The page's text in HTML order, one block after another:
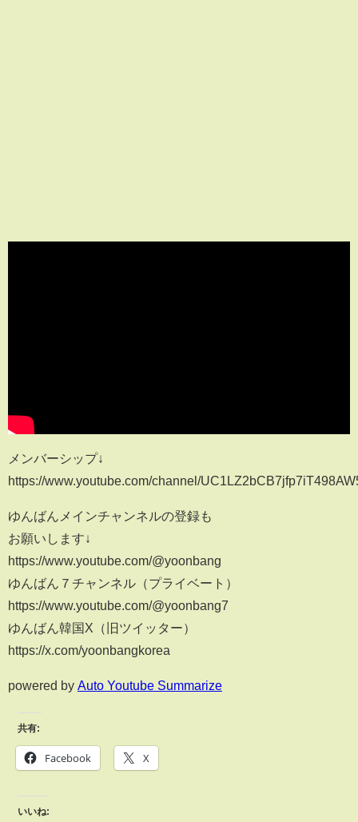
メンバーシップ↓
https://www.youtube.com/channel/
ゆんばんメインチャンネルの登録も
お願いします↓
https://www.youtube.com/@yoonbang
ゆんばん７チャンネル（プライベート）
https://www.youtube.com/@yoonbang7
ゆんばん韓国X（旧ツイッター）
https://x.com/yoonbangkorea
powered by Auto Youtube Summarize
共有:
Facebook X
いいね: